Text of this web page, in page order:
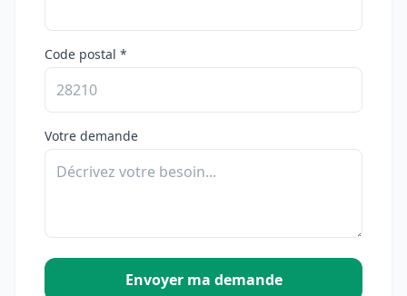
Code postal *
Votre demande
Envoyer ma demande